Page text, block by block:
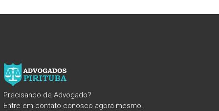
Precisando de Advogado?
Entre em contato conosco agora mesmo!